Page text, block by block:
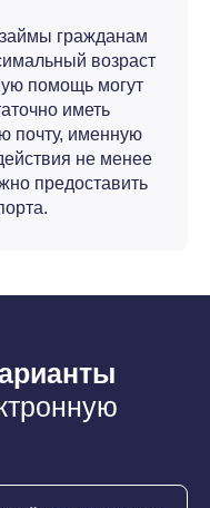
гражданам
возраст
помощь могут
иметь
почту, именную
не менее
предоставить